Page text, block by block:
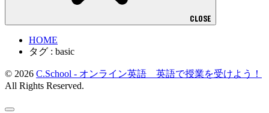
CLOSE
HOME
タグ : basic
© 2026 C.School - オンライン英語 英語で授業を受けよう！
All Rights Reserved.